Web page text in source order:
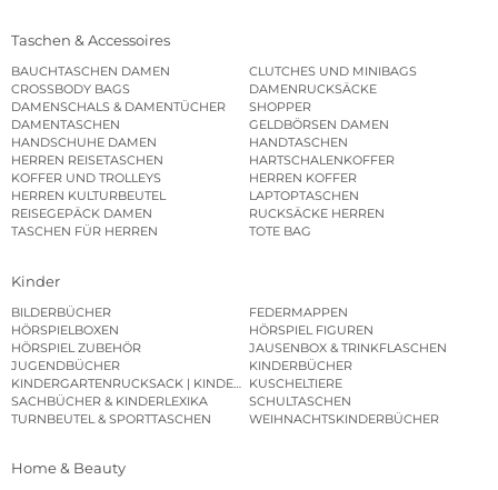
Taschen & Accessoires
BAUCHTASCHEN DAMEN
CLUTCHES UND MINIBAGS
CROSSBODY BAGS
DAMENRUCKSÄCKE
DAMENSCHALS & DAMENTÜCHER
SHOPPER
DAMENTASCHEN
GELDBÖRSEN DAMEN
HANDSCHUHE DAMEN
HANDTASCHEN
HERREN REISETASCHEN
HARTSCHALENKOFFER
KOFFER UND TROLLEYS
HERREN KOFFER
HERREN KULTURBEUTEL
LAPTOPTASCHEN
REISEGEPÄCK DAMEN
RUCKSÄCKE HERREN
TASCHEN FÜR HERREN
TOTE BAG
Kinder
BILDERBÜCHER
FEDERMAPPEN
HÖRSPIELBOXEN
HÖRSPIEL FIGUREN
HÖRSPIEL ZUBEHÖR
JAUSENBOX & TRINKFLASCHEN
JUGENDBÜCHER
KINDERBÜCHER
KINDERGARTENRUCKSACK | KINDERGARTENBEUTEL
KUSCHELTIERE
SACHBÜCHER & KINDERLEXIKA
SCHULTASCHEN
TURNBEUTEL & SPORTTASCHEN
WEIHNACHTSKINDERBÜCHER
Home & Beauty